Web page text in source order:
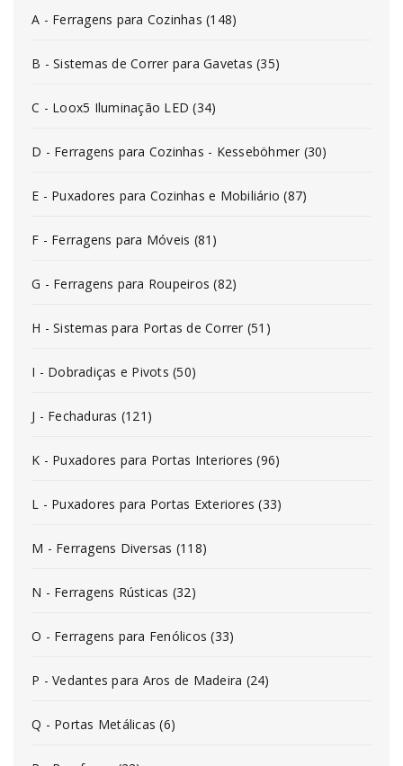
A - Ferragens para Cozinhas (148)
B - Sistemas de Correr para Gavetas (35)
C - Loox5 Iluminação LED (34)
D - Ferragens para Cozinhas - Kesseböhmer (30)
E - Puxadores para Cozinhas e Mobiliário (87)
F - Ferragens para Móveis (81)
G - Ferragens para Roupeiros (82)
H - Sistemas para Portas de Correr (51)
I - Dobradiças e Pivots (50)
J - Fechaduras (121)
K - Puxadores para Portas Interiores (96)
L - Puxadores para Portas Exteriores (33)
M - Ferragens Diversas (118)
N - Ferragens Rústicas (32)
O - Ferragens para Fenólicos (33)
P - Vedantes para Aros de Madeira (24)
Q - Portas Metálicas (6)